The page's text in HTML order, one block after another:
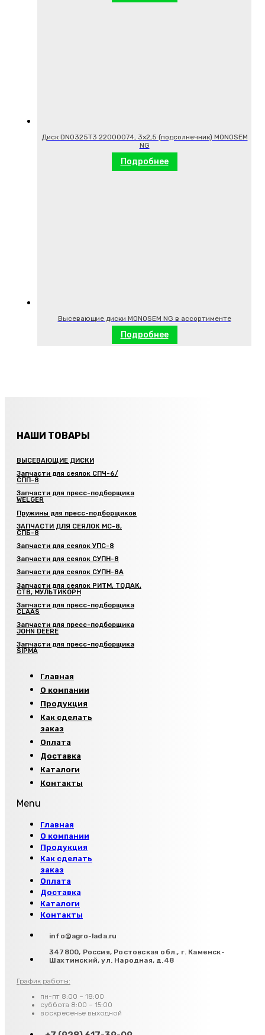
Диск DN0325T3 22000074, 3х2,5 (подсолнечник) MONOSEM
NG
Подробнее
Высевающие диски MONOSEM NG в ассортименте
Подробнее
НАШИ ТОВАРЫ
ВЫСЕВАЮЩИЕ ДИСКИ
Запчасти для сеялок СПЧ-6/
СПП-8
Запчасти для пресс-подборщика
WELGER
Пружины для пресс-подборщиков
ЗАПЧАСТИ ДЛЯ СЕЯЛОК МС-8,
СПБ-8
Запчасти для сеялок УПС-8
Запчасти для сеялок СУПН-8
Запчасти для сеялок СУПН-8А
Запчасти для сеялок РИТМ, ТОДАК,
СТВ, МУЛЬТИКОРН
Запчасти для пресс-подборщика
CLAAS
Запчасти для пресс-подборщика
JOHN DEERE
Запчасти для пресс-подборщика
SIPMA
Главная
О компании
Продукция
Как сделать
заказ
Оплата
Доставка
Каталоги
Контакты
Menu
Главная
О компании
Продукция
Как сделать
заказ
Оплата
Доставка
Каталоги
Контакты
info@agro-lada.ru
347800, Россия, Ростовская обл., г. Каменск-
Шахтинский, ул. Народная, д.48
График работы:
пн-пт 8:00 – 18:00
суббота 8:00 – 15:00
воскресенье выходной